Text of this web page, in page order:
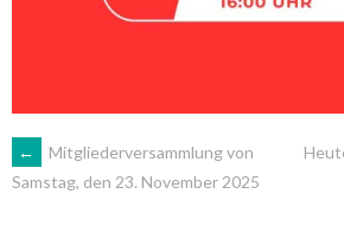
ARTIKEL-
←
Mitgliederversammlung von
Samstag, den 23. November 2025